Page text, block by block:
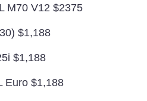
M70 V12 $2375
$1,188
$1,188
Euro $1,188